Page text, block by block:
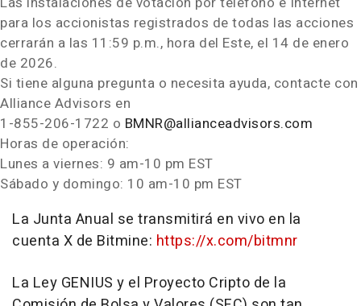
para los accionistas registrados de todas las acciones
cerrarán a las 11:59 p.m., hora del Este, el 14 de enero
de 2026.
Si tiene alguna pregunta o necesita ayuda, contacte con
Alliance Advisors en
1-855-206-1722 o BMNR@allianceadvisors.com
Horas de operación:
Lunes a viernes: 9 am-10 pm EST
Sábado y domingo: 10 am-10 pm EST
La Junta Anual se transmitirá en vivo en la
cuenta X de Bitmine: https://x.com/bitmnr
La Ley GENIUS y el Proyecto Cripto de la